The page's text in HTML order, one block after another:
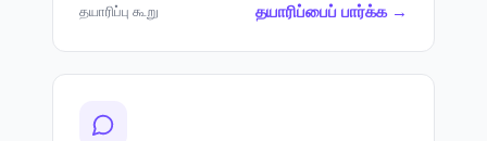
தயாரிப்பு கூறு தயாரிப்பைப் பார்க்க →